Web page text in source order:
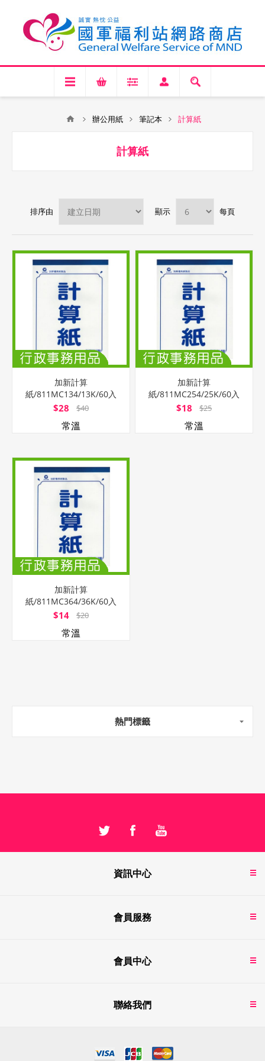
辦公用紙 筆記本 計算紙
計算紙
排序由 顯示 每頁
加新計算
紙/811MC134/13K/60入
$28 $40
常溫
加新計算
紙/811MC254/25K/60入
$18 $25
常溫
加新計算
紙/811MC364/36K/60入
$14 $20
常溫
熱門標籤
資訊中心
會員服務
會員中心
聯絡我們